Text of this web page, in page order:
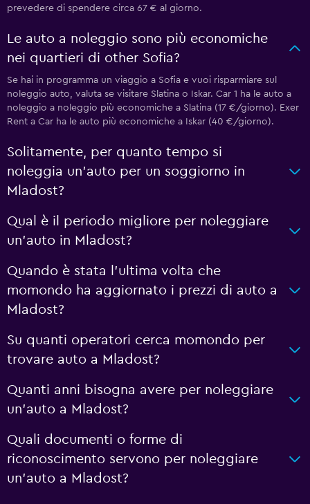
prevedere di spendere circa 67 € al giorno.
Le auto a noleggio sono più economiche
nei quartieri di other Sofia?
Se hai in programma un viaggio a Sofia e vuoi risparmiare sul
noleggio auto, valuta se visitare Slatina o Iskar. Car 1 ha le auto a
noleggio a noleggio più economiche a Slatina (17 €/giorno). Exer
Rent a Car ha le auto più economiche a Iskar (40 €/giorno).
Solitamente, per quanto tempo si
noleggia un'auto per un soggiorno in
Mladost?
Qual è il periodo migliore per noleggiare
un'auto in Mladost?
Quando è stata l'ultima volta che
momondo ha aggiornato i prezzi di auto a
Mladost?
Su quanti operatori cerca momondo per
trovare auto a Mladost?
Quanti anni bisogna avere per noleggiare
un'auto a Mladost?
Quali documenti o forme di
riconoscimento servono per noleggiare
un'auto a Mladost?